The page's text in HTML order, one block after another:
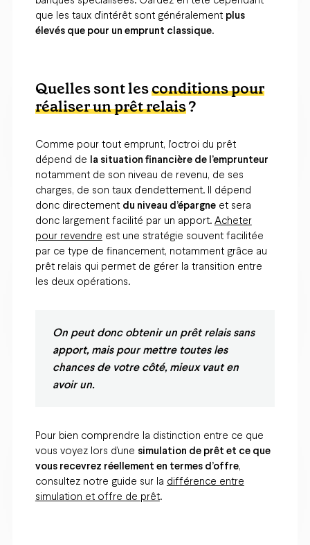
que les taux d’intérêt sont généralement plus
élevés que pour un emprunt classique.
Quelles sont lesconditions pour
réaliser un prêt relais?
Comme pour tout emprunt, l’octroi du prêt
dépend de la situation financière de l’emprunteur
notamment de son niveau de revenu, de ses
charges, de son taux d’endettement. Il dépend
donc directement du niveau d’épargneet sera
donc largement facilité par un apport. Acheter
pour revendre est une stratégie souvent facilitée
par ce type de financement, notamment grâce au
prêt relais qui permet de gérer la transition entre
les deux opérations.
On peut donc obtenir un prêt relais sans
apport, mais pour mettre toutes les
chances de votre côté, mieux vaut en
avoir un.
Pour bien comprendre la distinction entre ce que
vous voyez lors d’une simulation de prêt et ce que
vous recevrez réellement en termes d’offre,
consultez notre guide sur la différence entre
simulation et offre de prêt.